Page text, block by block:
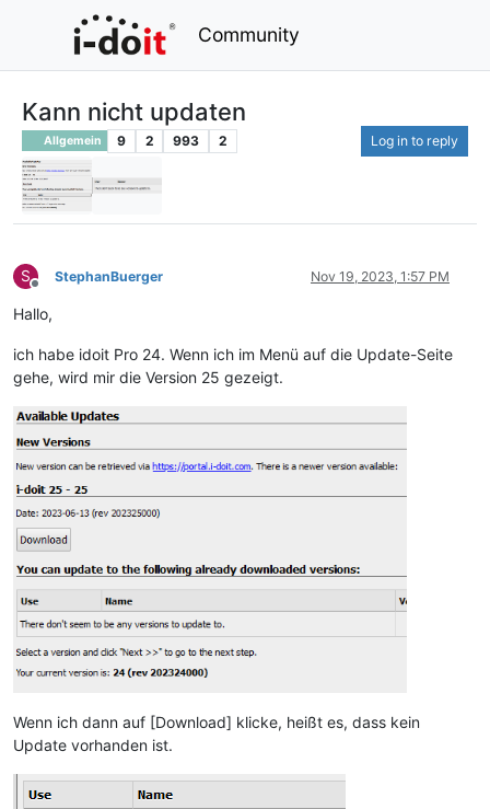
Community
Kann nicht updaten
Allgemein 9 2 993 2 Log in to reply
S
Offline
StephanBuerger Nov 19, 2023, 1:57 PM
Hallo,
ich habe idoit Pro 24. Wenn ich im Menü auf die Update-Seite
gehe, wird mir die Version 25 gezeigt.
Wenn ich dann auf [Download] klicke, heißt es, dass kein
Update vorhanden ist.